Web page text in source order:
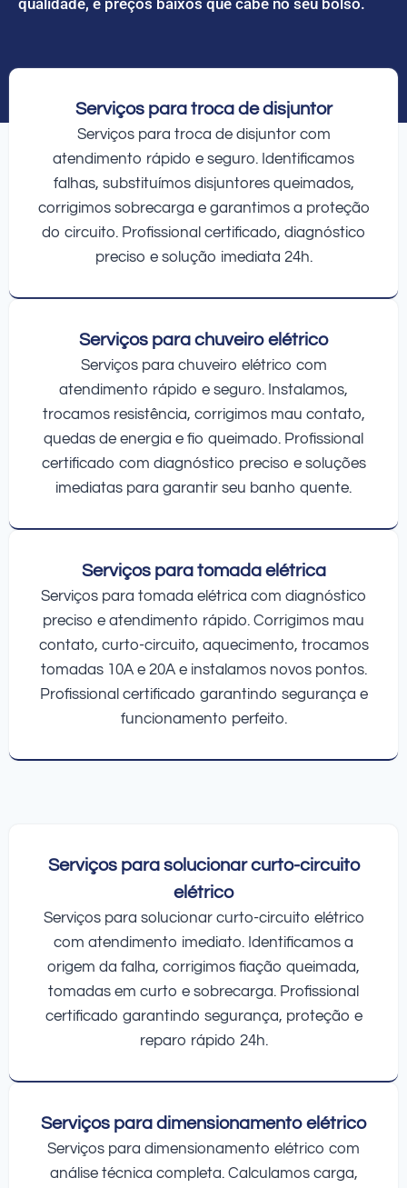
Serviços para troca de disjuntor
Serviços para troca de disjuntor com
atendimento rápido e seguro. Identificamos
falhas, substituímos disjuntores queimados,
corrigimos sobrecarga e garantimos a proteção
do circuito. Profissional certificado, diagnóstico
preciso e solução imediata 24h.
Serviços para chuveiro elétrico
Serviços para chuveiro elétrico com
atendimento rápido e seguro. Instalamos,
trocamos resistência, corrigimos mau contato,
quedas de energia e fio queimado. Profissional
certificado com diagnóstico preciso e soluções
imediatas para garantir seu banho quente.
Serviços para tomada elétrica
Serviços para tomada elétrica com diagnóstico
preciso e atendimento rápido. Corrigimos mau
contato, curto-circuito, aquecimento, trocamos
tomadas 10A e 20A e instalamos novos pontos.
Profissional certificado garantindo segurança e
funcionamento perfeito.
Serviços para solucionar curto-circuito
elétrico
Serviços para solucionar curto-circuito elétrico
com atendimento imediato. Identificamos a
origem da falha, corrigimos fiação queimada,
tomadas em curto e sobrecarga. Profissional
certificado garantindo segurança, proteção e
reparo rápido 24h.
Serviços para dimensionamento elétrico
Serviços para dimensionamento elétrico com
análise técnica completa. Calculamos carga,